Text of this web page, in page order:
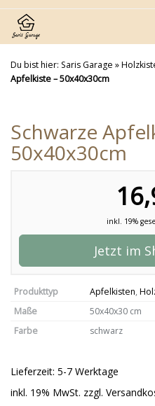
Skip
main
content
Du bist hier: Saris Garage »
Apfelkiste – 50x40x30cm
Schwarze
50x40x30cm
inkl. 19%
Jetzt im
Produkttyp Apfelkisten,
Maße
50x40x30 cm
Farbe
schwarz
Lieferzeit: 5-7 Werktage
inkl. 19% MwSt. zzgl.